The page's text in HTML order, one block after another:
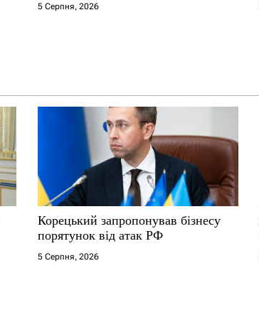
5 Серпня, 2026
Корецький запропонував бізнесу
порятунок від атак РФ
5 Серпня, 2026